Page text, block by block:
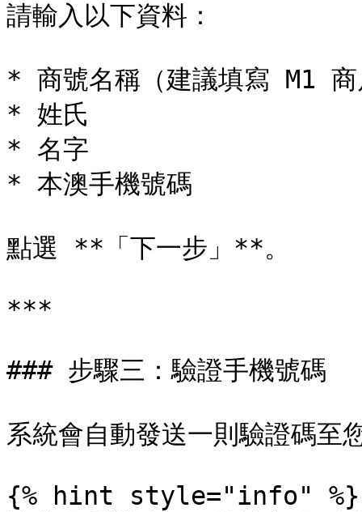
請輸入以下資料：
* 商號名稱（建議填寫 M1 商
* 姓氏
* 名字
* 本澳手機號碼
點選 **「下一步」**。
***
### 步驟三：驗證手機號碼
系統會自動發送一則驗證碼至
{% hint style="info" %}